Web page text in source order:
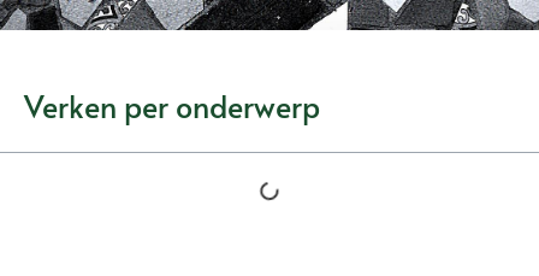
Verken per onderwerp